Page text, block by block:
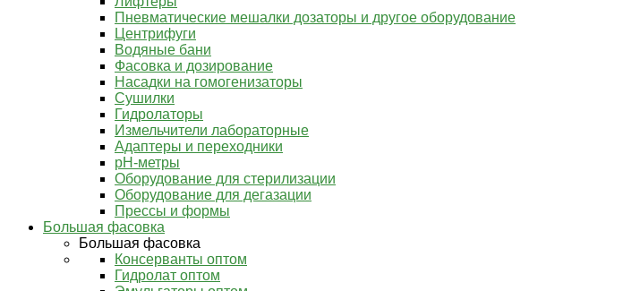
Пневматические мешалки дозаторы и другое оборудование
Центрифуги
Водяные бани
Фасовка и дозирование
Насадки на гомогенизаторы
Сушилки
Гидролаторы
Измельчители лабораторные
Адаптеры и переходники
pH-метры
Оборудование для стерилизации
Оборудование для дегазации
Прессы и формы
Большая фасовка
Большая фасовка
Консерванты оптом
Гидролат оптом